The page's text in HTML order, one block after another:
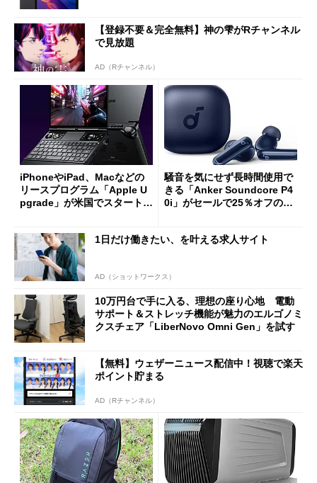
【登録不要＆完全無料】神の雫がRチャンネル
で見放題
AD（Rチャンネル）
iPhoneやiPad、Macなどの
リースプログラム「Apple U
pgrade」が米国でスタート／
ut」が明...
騒音を気にせず長時間使用で
きる「Anker Soundcore P4
0i」がセールで25％オフの59
1日だけ働きたい、を叶える求人サイト
AD（ショットワークス）
10万円台で手に入る、理想の座り心地 電動
サポート＆ストレッチ機能が魅力のエルゴノミ
クスチェア「LiberNovo Omni Gen」を試す
【無料】ウェザーニュース配信中！視聴で楽天
ポイント貯まる
AD（Rチャンネル）